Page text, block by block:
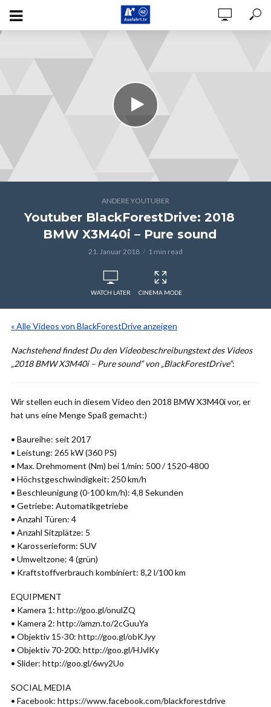
ANDERE YOUTUBER
Youtuber BlackForestDrive: 2018
BMW X3M40i – Pure sound
21. Januar 2018 1 min read
WATCH LATER CINEMA MODE
« Alle Videos von BlackForestDrive anzeigen
Nachstehend findest Du den Videobeschreibungstext des Videos
„2018 BMW X3M40i – Pure sound“ von „BlackForestDrive“:
Wir stellen euch in diesem Video den 2018 BMW X3M40i vor, er
hat uns eine Menge Spaß gemacht:)
• Baureihe: seit 2017
• Leistung: 265 kW (360 PS)
• Max. Drehmoment (Nm) bei 1/min: 500 / 1520-4800
• Höchstgeschwindigkeit: 250 km/h
• Beschleunigung (0-100 km/h): 4,8 Sekunden
• Getriebe: Automatikgetriebe
• Anzahl Türen: 4
• Anzahl Sitzplätze: 5
• Karosserieform: SUV
• Umweltzone: 4 (grün)
• Kraftstoffverbrauch kombiniert: 8,2 l/100 km
EQUIPMENT
• Kamera 1: http://goo.gl/onulZQ
• Kamera 2: http://amzn.to/2cGuuYa
• Objektiv 15-30: http://goo.gl/obKJyy
• Objektiv 70-200: http://goo.gl/HJvlKy
• Slider: http://goo.gl/6wy2Uo
SOCIAL MEDIA
• Facebook: https://www.facebook.com/blackforestdrive